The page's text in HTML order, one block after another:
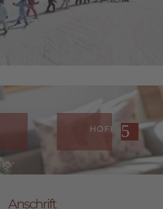
HOFBEWERTUNGEN
Anschrift